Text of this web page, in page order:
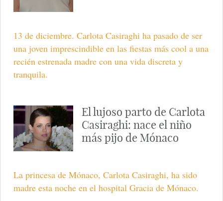
13 de diciembre. Carlota Casiraghi ha pasado de ser
una joven imprescindible en las fiestas más cool a una
recién estrenada madre con una vida discreta y
tranquila.
El lujoso parto de Carlota
Casiraghi: nace el niño
más pijo de Mónaco
La princesa de Mónaco, Carlota Casiraghi, ha sido
madre esta noche en el hospital Gracia de Mónaco.